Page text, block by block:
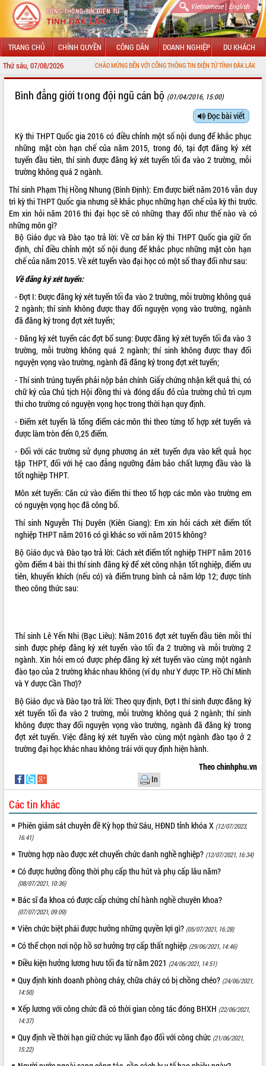
Vietnamese| English
TRANG CHỦ CHÍNH QUYỀN CÔNG DÂN DOANH NGHIỆP DU KHÁCH
Thứ sáu, 07/08/2026 CHÀO MỪNG ĐẾN VỚI CỔNG THÔNG TIN ĐIỆN TỬ TỈNH ĐẮK LẮK
TIN TỨC SỰ KIỆN
SỞ, BAN, NGÀNH
UBND CÁC XÃ, PHƯỜNG
THÔNG TIN CHỈ ĐẠO ĐIỀU HÀNH
HỆ THỐNG VĂN BẢN
VĂN BẢN HĐND TỈNH
ĐIỂM TIN VĂN BẢN
QUY HOẠCH - KẾ HOẠCH
QUẢNG CÁO
Bình đẳng giới trong đội ngũ cán bộ (01/04/2016, 15:00)
Đọc bài viết
Kỳ thi THPT Quốc gia 2016 có điều chỉnh một số nội dung để khắc phục
những mặt còn hạn chế của năm 2015, trong đó, tại đợt đăng ký xét
tuyển đầu tiên, thí sinh được đăng ký xét tuyển tối đa vào 2 trường, mỗi
trường không quá 2 ngành.
Thí sinh Phạm Thị Hồng Nhung (Bình Định): Em được biết năm 2016 vẫn duy
trì kỳ thi THPT Quốc gia nhưng sẽ khắc phục những hạn chế của kỳ thi trước.
Em xin hỏi năm 2016 thi đại học sẽ có những thay đổi như thế nào và có
những môn gì?
Bộ Giáo dục và Đào tạo trả lời: Về cơ bản kỳ thi THPT Quốc gia giữ ổn
định, chỉ điều chỉnh một số nội dung để khắc phục những mặt còn hạn
chế của năm 2015. Về xét tuyển vào đại học có một số thay đổi như sau:
Về đăng ký xét tuyển:
- Đợt I: Được đăng ký xét tuyển tối đa vào 2 trường, mỗi trường không quá
2 ngành; thí sinh không được thay đổi nguyện vọng vào trường, ngành
đã đăng ký trong đợt xét tuyển;
- Đăng ký xét tuyển các đợt bổ sung: Được đăng ký xét tuyển tối đa vào 3
trường, mỗi trường không quá 2 ngành; thí sinh không được thay đổi
nguyện vọng vào trường, ngành đã đăng ký trong đợt xét tuyển;
- Thí sinh trúng tuyển phải nộp bản chính Giấy chứng nhận kết quả thi, có
chữ ký của Chủ tịch Hội đồng thi và đóng dấu đỏ của trường chủ trì cụm
thi cho trường có nguyện vọng học trong thời hạn quy định.
- Điểm xét tuyển là tổng điểm các môn thi theo từng tổ hợp xét tuyển và
được làm tròn đến 0,25 điểm.
- Đối với các trường sử dụng phương án xét tuyển dựa vào kết quả học
tập THPT, đối với hệ cao đẳng ngưỡng đảm bảo chất lượng đầu vào là
tốt nghiệp THPT.
Môn xét tuyển: Căn cứ vào điểm thi theo tổ hợp các môn vào trường em
có nguyện vọng học đã công bố.
Thí sinh Nguyễn Thị Duyên (Kiên Giang): Em xin hỏi cách xét điểm tốt
nghiệp THPT năm 2016 có gì khác so với năm 2015 không?
Bộ Giáo dục và Đào tạo trả lời: Cách xét điểm tốt nghiệp THPT năm 2016
gồm điểm 4 bài thi thí sinh đăng ký để xét công nhận tốt nghiệp, điểm ưu
tiên, khuyến khích (nếu có) và điểm trung bình cả năm lớp 12; được tính
theo công thức sau:
Thí sinh Lê Yến Nhi (Bạc Liêu): Năm 2016 đợt xét tuyển đầu tiên mỗi thí
sinh được phép đăng ký xét tuyển vào tối đa 2 trường và mỗi trường 2
ngành. Xin hỏi em có được phép đăng ký xét tuyển vào cùng một ngành
đào tạo của 2 trường khác nhau không (ví dụ như Y dược TP. Hồ Chí Minh
và Y dược Cần Thơ)?
Bộ Giáo dục và Đào tạo trả lời: Theo quy định, Đợt I thí sinh được đăng ký
xét tuyển tối đa vào 2 trường, mỗi trường không quá 2 ngành; thí sinh
không được thay đổi nguyện vọng vào trường, ngành đã đăng ký trong
đợt xét tuyển. Việc đăng ký xét tuyển vào cùng một ngành đào tạo ở 2
trường đại học khác nhau không trái với quy định hiện hành.
Theo chinhphu.vn
In
Các tin khác
Phiên giám sát chuyên đề Kỳ họp thứ Sáu, HĐND tỉnh khóa X (12/07/2023,
16:41)
Trường hợp nào được xét chuyển chức danh nghề nghiệp? (12/07/2021, 16:34)
Có được hưởng đồng thời phụ cấp thu hút và phụ cấp lâu năm?
(08/07/2021, 10:36)
Bác sĩ đa khoa có được cấp chứng chỉ hành nghề chuyên khoa?
(07/07/2021, 09:09)
Viên chức biệt phái được hưởng những quyền lợi gì? (05/07/2021, 16:28)
Có thể chọn nơi nộp hồ sơ hưởng trợ cấp thất nghiệp (29/06/2021, 14:46)
Điều kiện hưởng lương hưu tối đa từ năm 2021 (24/06/2021, 14:51)
Quy định kinh doanh phòng cháy, chữa cháy có bị chồng chéo? (24/06/2021,
14:50)
Xếp lương với công chức đã có thời gian công tác đóng BHXH (22/06/2021,
14:37)
Quy định về thời hạn giữ chức vụ lãnh đạo đối với công chức (21/06/2021,
15:22)